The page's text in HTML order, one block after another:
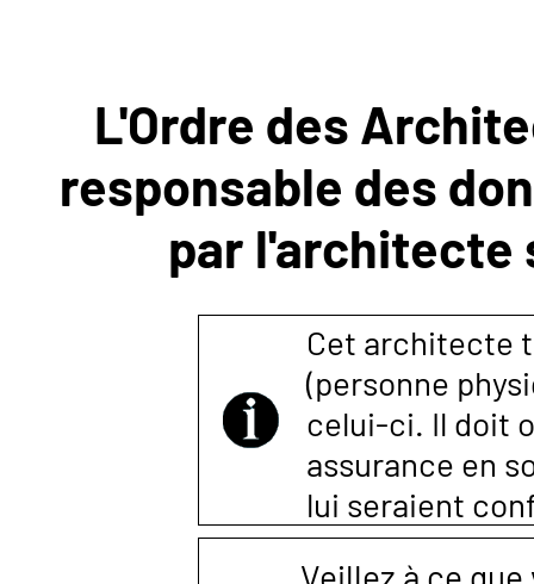
NOUS
CONTACTER
L'Ordre des
responsable des
par l'architecte
Cet architecte
(personne
celui-ci. Il doit
assurance en
lui seraient